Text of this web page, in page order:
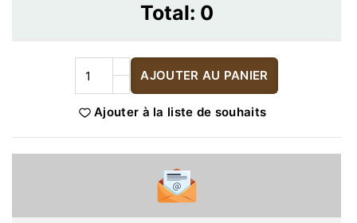
Total: 0
AJOUTER AU PANIER
Ajouter à la liste de souhaits